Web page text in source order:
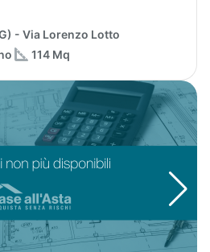
- Via Lorenzo Lotto
114 Mq